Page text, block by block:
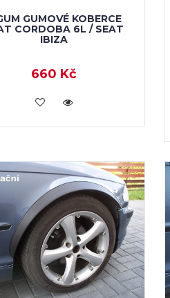
GUMOVÉ KOBERCE
CORDOBA 6L / SEAT
IBIZA
660 Kč
VLOŽIT DO KOŠÍKU